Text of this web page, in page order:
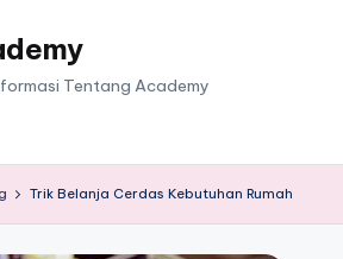
Tentang Academy
Trik Belanja Cerdas Kebutuhan Rumah